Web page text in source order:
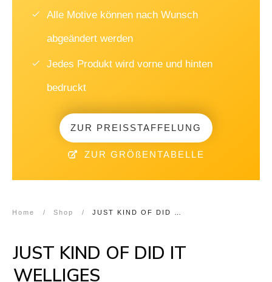
Alle Motive können nach Wunsch
abgeändert werden
Jedes Produkt wird vorne und hinten
bedruckt
ZUR PREISSTAFFELUNG
ZUR GRÖßENTABELLE
Home / Shop /
JUST KIND OF DID IT
WELLIGES